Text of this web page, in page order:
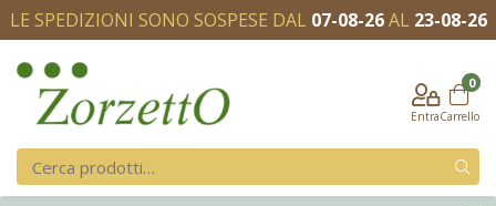
LE SPEDIZIONI SONO SOSPESE DAL 07-08-26AL 23-08-26
Entra
0
Carrello